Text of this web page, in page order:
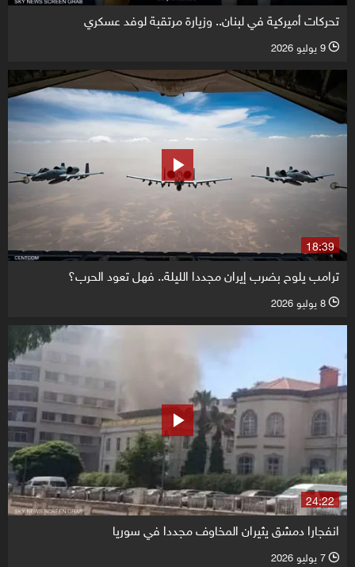
تحركات أميركية في لبنان.. وزيارة مرتقبة لوفد عسكري
l 9 يوليو 2026
18:39
ترامب يلوح بضرب إيران مجددا الليلة.. فهل تعود الحرب؟
l 8 يوليو 2026
24:22
انفجارا دمشق يثيران المخاوف مجددا في سوريا
l 7 يوليو 2026